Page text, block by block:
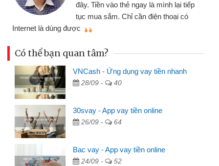
đây. Tiền vào thẻ ngay là mình lại tiếp
tục mua sắm. Chỉ cần điện thoại có
Internet là dùng được
Có thể bạn quan tâm?
VNCash - Ứng dụng vay tiền nhanh
28/09 - 40
30svay - App vay tiền online
26/09 - 64
Bac vay - App vay tiền online
24/09 - 52